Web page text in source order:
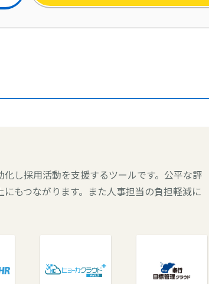
し採用活動を支援するツールです。公平な評
もつながります。また人事担当の負担軽減に